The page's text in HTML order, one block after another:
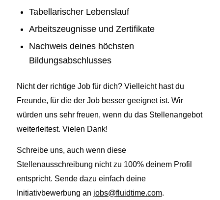
Tabellarischer Lebenslauf
Arbeitszeugnisse und Zertifikate
Nachweis deines höchsten
Bildungsabschlusses
Nicht der richtige Job für dich? Vielleicht hast du
Freunde, für die der Job besser geeignet ist. Wir
würden uns sehr freuen, wenn du das Stellenangebot
weiterleitest. Vielen Dank!
Schreibe uns, auch wenn diese
Stellenausschreibung nicht zu 100% deinem Profil
entspricht. Sende dazu einfach deine
Initiativbewerbung an jobs@fluidtime.com.